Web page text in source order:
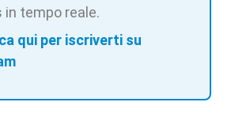
in tempo reale.
qui per iscriverti su